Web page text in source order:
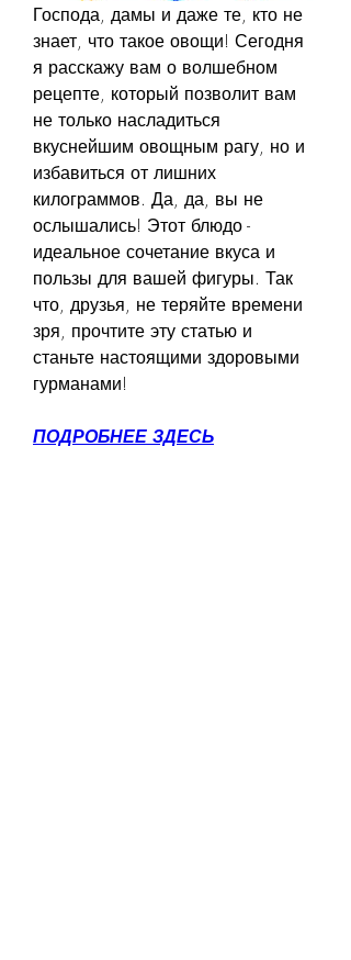
Господа, дамы и даже те, кто не
знает, что такое овощи! Сегодня
я расскажу вам о волшебном
рецепте, который позволит вам
не только насладиться
вкуснейшим овощным рагу, но и
избавиться от лишних
килограммов. Да, да, вы не
ослышались! Этот блюдо -
идеальное сочетание вкуса и
пользы для вашей фигуры. Так
что, друзья, не теряйте времени
зря, прочтите эту статью и
станьте настоящими здоровыми
гурманами!
ПОДРОБНЕЕ ЗДЕСЬ